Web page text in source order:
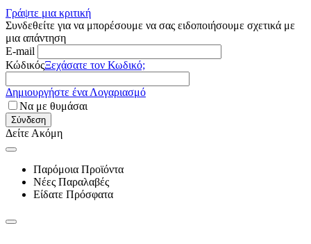
Γράψτε μια κριτική
Συνδεθείτε για να μπορέσουμε να σας ειδοποιήσουμε σχετικά με
μια απάντηση
E-mail
ΚώδικόςΞεχάσατε τον Κωδικό;
Δημιουργήστε ένα Λογαριασμό
Να με θυμάσαι
Σύνδεση
Δείτε Ακόμη
Παρόμοια Προϊόντα
Νέες Παραλαβές
Είδατε Πρόσφατα